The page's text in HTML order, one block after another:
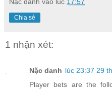
Chia sẻ
1 nhận xét:
Nặc danh lúc 23:37 29
Player bets are the